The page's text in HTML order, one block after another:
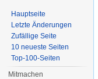
Hauptseite
Letzte Änderungen
Zufällige Seite
10 neueste Seiten
Top-100-Seiten
Mitmachen